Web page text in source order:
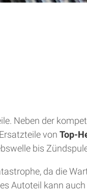
Neben der
von Top-
bis
da die
Autoteil kann